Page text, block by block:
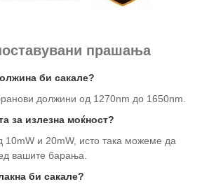
прашања
би сакале?
должини од 1270nm до 1650nm.
за излезна моќност?
и 20mW, исто така можеме да
вашите барања.
би сакале?